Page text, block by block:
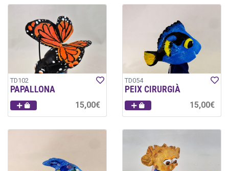
TD102
PAPALLONA
15,00€
TD054
PEIX CIRURGIÀ
15,00€